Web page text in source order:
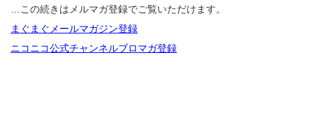
…この続きはメルマガ登録でご覧いただけます。
まぐまぐメールマガジン登録
ニコニコ公式チャンネルブロマガ登録